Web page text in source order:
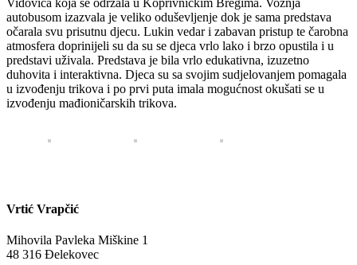
autobusom izazvala je veliko oduševljenje dok je sama predstava
očarala svu prisutnu djecu. Lukin vedar i zabavan pristup te čarobna
atmosfera doprinijeli su da su se djeca vrlo lako i brzo opustila i u
predstavi uživala. Predstava je bila vrlo edukativna, izuzetno
duhovita i interaktivna. Djeca su sa svojim sudjelovanjem pomagala
u izvođenju trikova i po prvi puta imala mogućnost okušati se u
izvođenju mađioničarskih trikova.
Vrtić Vrapčić
Mihovila Pavleka Miškine 1
48 316 Đelekovec